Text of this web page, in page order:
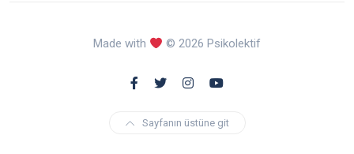
Made with © 2026 Psikolektif
Sayfanın üstüne git